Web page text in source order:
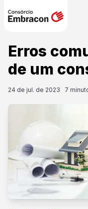
Erros
de um
24 de jul. de 2023 7